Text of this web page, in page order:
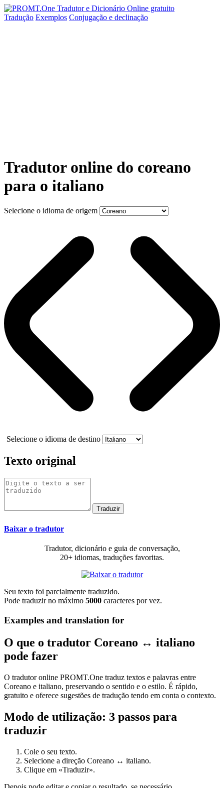
Tradução Exemplos Conjugação e declinação
Tradutor online do coreano
para o italiano
Selecione o idioma de origem
Selecione o idioma de destino
Texto original
Baixar o tradutor
Tradutor, dicionário e guia de conversação,
20+ idiomas, traduções favoritas.
Seu texto foi parcialmente traduzido.
Pode traduzir no máximo 5000 caracteres por vez.
Examples and translation for
O que o tradutor Coreano ↔ italiano
pode fazer
O tradutor online PROMT.One traduz textos e palavras entre
Coreano e italiano, preservando o sentido e o estilo. É rápido,
gratuito e oferece sugestões de tradução tendo em conta o contexto.
Modo de utilização: 3 passos para
traduzir
Cole o seu texto.
Selecione a direção Coreano ↔ italiano.
Clique em «Traduzir».